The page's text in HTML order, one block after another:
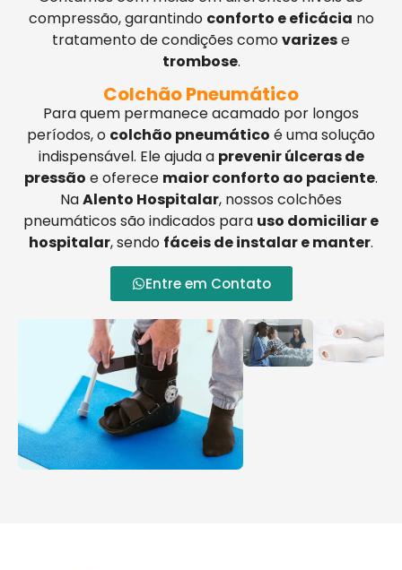
compressão, garantindo conforto e eficácia no
tratamento de condições comovarizese
trombose.
Colchão Pneumático
Para quem permanece acamado por longos
períodos, o colchão pneumático é uma solução
indispensável. Ele ajuda a prevenir úlceras de
pressão e oferece maior conforto ao paciente.
NaAlento Hospitalar, nossos colchões
pneumáticos são indicados para uso domiciliar e
hospitalar, sendo fáceis de instalar e manter.
Entre em Contato